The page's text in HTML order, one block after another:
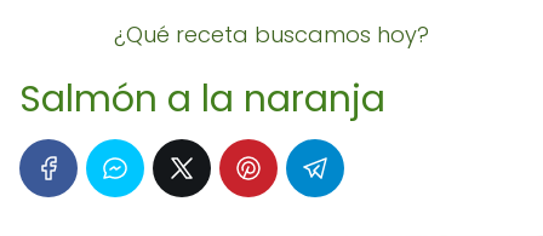
¿Qué receta buscamos hoy?
Salmón a la naranja